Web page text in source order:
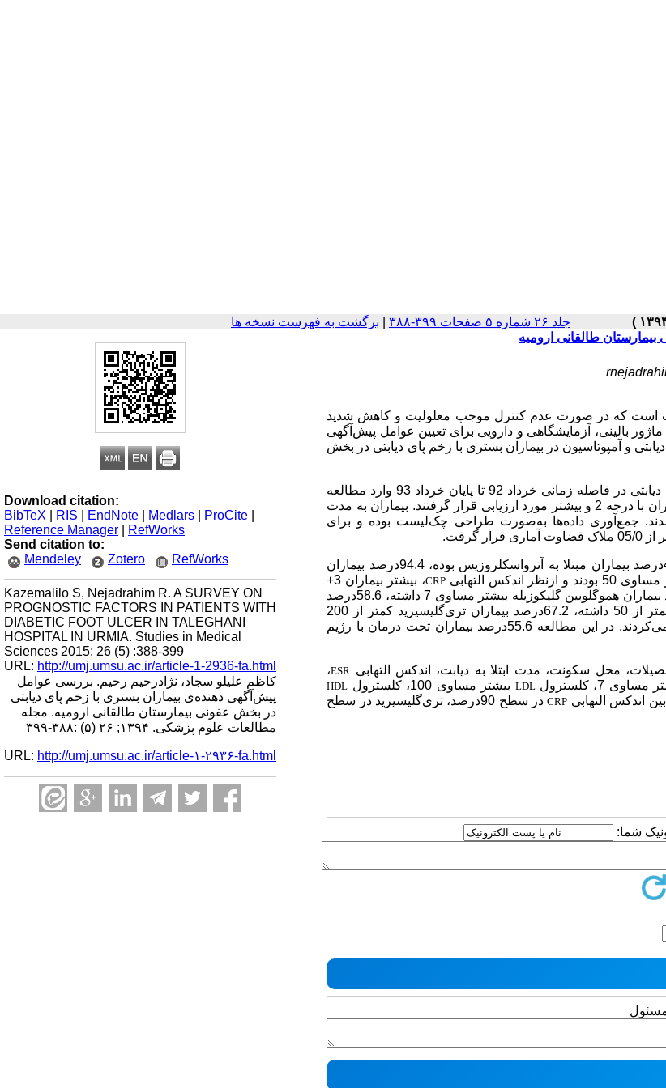
جلد ۲۶ شماره ۵ صفحات ۳۹۹-۳۸۸ برگشت به فهرست نسخه ها
Download citation:
BibTeX
RIS EndNote Medlars ProCite
Reference Manager
RefWorks
Send citation to:
Mendeley
Zotero RefWorks
Kazemalilo S, Nejadrahim R. A SURVEY ON
PROGNOSTIC FACTORS IN PATIENTS WITH
DIABETIC FOOT ULCER IN TALEGHANI
HOSPITAL IN URMIA. Studies in Medical
Sciences 2015; 26 (5) :388-399
URL: http://umj.umsu.ac.ir/article-1-2936-fa.html
کاظم علیلو سجاد، نژادرحیم رحیم. بررسی عوامل
پیش‌آگهی دهنده‌ی بیماران بستری با زخم پای دیابتی
در بخش عفونی بیمارستان طالقانی ارومیه. مجله
مطالعات علوم پزشکی. ۱۳۹۴; ۲۶ (۵) :۳۸۸-۳۹۹
URL: http://umj.umsu.ac.ir/article-۱-۲۹۳۶-fa.html
طالقانی ارومیه
است که در صورت عدم کنترل موجب معلولیت و کاهش شدید
بالینی، آزمایشگاهی و دارویی برای تعیین عوامل پیش‌آگهی
و آمپوتاسیون در بیماران بستری با زخم پای دیابتی در بخش
: در مطالعه هم‌گروهی آینده‌نگر، بیماران بستری‌شده با زخم پای دیابتی در فاصله زمانی خرداد 92 تا پایان خرداد 93 وارد مطالعه
صورت گرفت و بیماران با درجه 2 و بیشتر مورد ارزیابی قرار گرفتند. بیماران به مدت
جمع‌آوری داده‌ها به‌صورت طراحی چک‌لیست بوده و برای
: 72 بیمار در مطالعه شرکت کردند که 58.3درصد افراد مذکر بودند. 47.2درصد بیماران مبتلا به آترواسکلروزیس بوده، 94.4درصد بیماران
CRP
، بیشتر بیماران 3+
بودند (35.9درصد). 80.6درصد بیماران لکوسیت کمتر از 12000 داشته، 95.6درصد بیماران هموگلوبین گلیکوزیله بیشتر مساوی 7 داشته، 58.6درصد
کمتر از 50 داشته، 67.2درصد بیماران تری‌گلیسیرید کمتر از 200
داشته،50درصد بیماران از داروهای خوراکی برای کنترل قند خون خود استفاده می‌کردند. در این مطالعه 55.6درصد بیماران تحت درمان با رژیم
محل سکونت، مدت ابتلا به دیابت، اندکس التهابی ESR،
مساوی 7، کلسترول LDL بیشتر مساوی 100، کلسترول HDL
CRP
در سطح 90درصد، تری‌گلیسیرید در سطح
شما:
مسئول